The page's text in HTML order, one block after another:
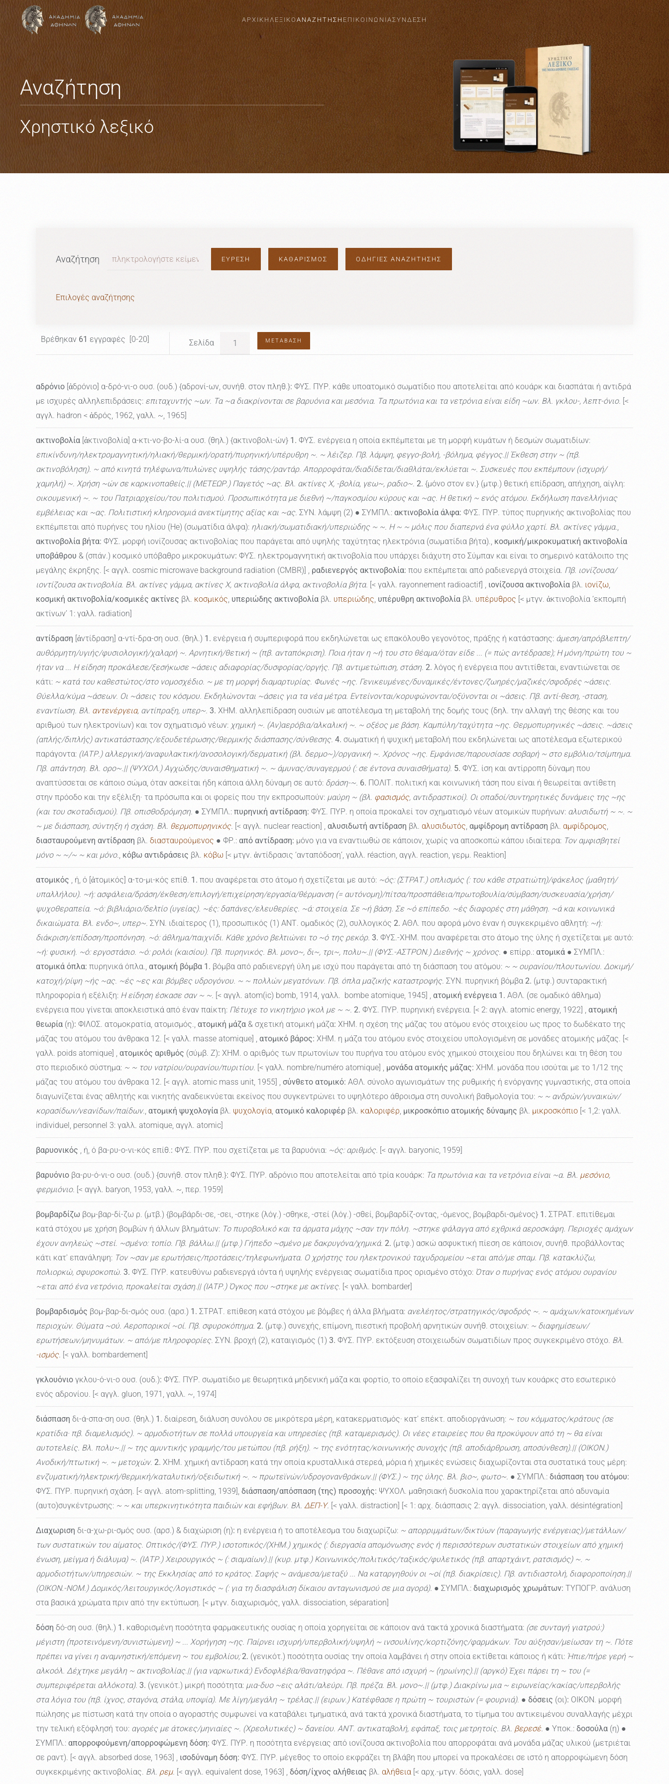
Skip to main content
ΑΡΧΙΚΗ ΛΕΞΙΚΟ ΑΝΑΖΗΤΗΣΗ ΕΠΙΚΟΙΝΩΝΙΑΣΎΝΔΕΣΗ
Αναζήτηση
Χρηστικό λεξικό
Αναζήτηση ΟΔΗΓΙΕΣ ΑΝΑΖΗΤΗΣΗΣ
Επιλογές αναζήτησης
Βρέθηκαν 61 εγγραφές [0-20] Σελίδα ΜΕΤΆΒΑΣΗ
αδρόνιο [ἁδρόνιο] α-δρό-νι-ο ουσ. (ουδ.) {αδρονί-ων, συνήθ. στον πληθ.}: ΦΥΣ. ΠΥΡ. κάθε υποατομικό σωματίδιο που αποτελείται από κουάρκ και διασπάται ή αντιδρά
με ισχυρές αλληλεπιδράσεις: επιταχυντής ~ων. Τα ~α διακρίνονται σε βαρυόνια και μεσόνια. Τα πρωτόνια και τα νετρόνια είναι είδη ~ων. Βλ. γκλου-, λεπτ-όνιο. [<
αγγλ. hadron < ἁδρός, 1962, γαλλ. ~, 1965]
ακτινοβολία [ἀκτινοβολία] α-κτι-νο-βο-λί-α ουσ. (θηλ.) {ακτινοβολι-ών} 1. ΦΥΣ. ενέργεια η οποία εκπέμπεται με τη μορφή κυμάτων ή δεσμών σωματιδίων:
επικίνδυνη/ηλεκτρομαγνητική/ηλιακή/θερμική/ορατή/πυρηνική/υπέρυθρη ~. ~ λέιζερ. Πβ. λάμψη, φεγγο-βολή, -βόλημα, φέγγος.|| Έκθεση στην ~ (πβ.
ακτινοβόληση). ~ από κινητά τηλέφωνα/πυλώνες υψηλής τάσης/ραντάρ. Απορροφάται/διαδίδεται/διαθλάται/εκλύεται ~. Συσκευές που εκπέμπουν (ισχυρή/
χαμηλή) ~. Χρήση ~ών σε καρκινοπαθείς.|| (ΜΕΤΕΩΡ.) Παγετός ~ας. Βλ. ακτίνες Χ, -βολία, γεω~, ραδιο~. 2. {μόνο στον εν.} (μτφ.) θετική επίδραση, απήχηση, αίγλη:
οικουμενική ~. ~ του Πατριαρχείου/του πολιτισμού. Προσωπικότητα με διεθνή ~/παγκοσμίου κύρους και ~ας. Η θετική ~ ενός ατόμου. Εκδήλωση πανελλήνιας
εμβέλειας και ~ας. Πολιτιστική κληρονομιά ανεκτίμητης αξίας και ~ας. ΣΥΝ. λάμψη (2) ● ΣΥΜΠΛ.: ακτινοβολία άλφα: ΦΥΣ. ΠΥΡ. τύπος πυρηνικής ακτινοβολίας που
εκπέμπεται από πυρήνες του ηλίου (He) (σωματίδια άλφα): ηλιακή/σωματιδιακή/υπεριώδης ~ ~. Η ~ ~ μόλις που διαπερνά ένα φύλλο χαρτί. Βλ. ακτίνες γάμμα.,
ακτινοβολία βήτα: ΦΥΣ. μορφή ιονίζουσας ακτινοβολίας που παράγεται από υψηλής ταχύτητας ηλεκτρόνια (σωματίδια βήτα)., κοσμική/μικροκυματική ακτινοβολία
υποβάθρου & (σπάν.) κοσμικό υπόβαθρο μικροκυμάτων: ΦΥΣ. ηλεκτρομαγνητική ακτινοβολία που υπάρχει διάχυτη στο Σύμπαν και είναι το σημερινό κατάλοιπο της
μεγάλης έκρηξης. [< αγγλ. cosmic microwave background radiation (CMBR)] , ραδιενεργός ακτινοβολία: που εκπέμπεται από ραδιενεργά στοιχεία. Πβ. ιονίζουσα/
ιοντίζουσα ακτινοβολία. Βλ. ακτίνες γάμμα, ακτίνες X, ακτινοβολία άλφα, ακτινοβολία βήτα. [< γαλλ. rayonnement radioactif] , ιονίζουσα ακτινοβολία βλ. ιονίζω,
κοσμική ακτινοβολία/κοσμικές ακτίνες βλ. κοσμικός, υπεριώδης ακτινοβολία βλ. υπεριώδης, υπέρυθρη ακτινοβολία βλ. υπέρυθρος [< μτγν. ἀκτινοβολία ‘εκπομπή
ακτίνων’ 1: γαλλ. radiation]
αντίδραση [ἀντίδραση] α-ντί-δρα-ση ουσ. (θηλ.) 1. ενέργεια ή συμπεριφορά που εκδηλώνεται ως επακόλουθο γεγονότος, πράξης ή κατάστασης: άμεση/απρόβλεπτη/
αυθόρμητη/υγιής/φυσιολογική/χαλαρή ~. Αρνητική/θετική ~ (πβ. ανταπόκριση). Ποια ήταν η ~ή του στο θέαμα/όταν είδε ... (= πώς αντέδρασε); Η μόνη/πρώτη του ~
ήταν να ... Η είδηση προκάλεσε/ξεσήκωσε ~άσεις αδιαφορίας/δυσφορίας/οργής. Πβ. αντιμετώπιση, στάση. 2. λόγος ή ενέργεια που αντιτίθεται, εναντιώνεται σε
κάτι: ~ κατά του καθεστώτος/στο νομοσχέδιο. ~ με τη μορφή διαμαρτυρίας. Φωνές ~ης. Γενικευμένες/δυναμικές/έντονες/ζωηρές/μαζικές/σφοδρές ~άσεις.
Θύελλα/κύμα ~άσεων. Οι ~άσεις του κόσμου. Εκδηλώνονται ~άσεις για τα νέα μέτρα. Εντείνονται/κορυφώνονται/οξύνονται οι ~άσεις. Πβ. αντί-θεση, -σταση,
εναντίωση. Βλ. αντενέργεια, αντίπραξη, υπερ~. 3. ΧΗΜ. αλληλεπίδραση ουσιών με αποτέλεσμα τη μεταβολή της δομής τους (δηλ. την αλλαγή της θέσης και του
αριθμού των ηλεκτρονίων) και τον σχηματισμό νέων: χημική ~. (Αν)αερόβια/αλκαλική ~. ~ οξέος με βάση. Καμπύλη/ταχύτητα ~ης. Θερμοπυρηνικές ~άσεις. ~άσεις
(απλής/διπλής) αντικατάστασης/εξουδετέρωσης/θερμικής διάσπασης/σύνθεσης. 4. σωματική ή ψυχική μεταβολή που εκδηλώνεται ως αποτέλεσμα εξωτερικού
παράγοντα: (ΙΑΤΡ.) αλλεργική/αναφυλακτική/ανοσολογική/δερματική (βλ. δερμο~)/οργανική ~. Χρόνος ~ης. Εμφάνισε/παρουσίασε σοβαρή ~ στο εμβόλιο/τσίμπημα.
Πβ. απάντηση. Βλ. ορο~.|| (ΨΥΧΟΛ.) Αγχώδης/συναισθηματική ~. ~ άμυνας/συναγερμού (: σε έντονα συναισθήματα). 5. ΦΥΣ. ίση και αντίρροπη δύναμη που
αναπτύσσεται σε κάποιο σώμα, όταν ασκείται ήδη κάποια άλλη δύναμη σε αυτό: δράση-~. 6. ΠΟΛΙΤ. πολιτική και κοινωνική τάση που είναι ή θεωρείται αντίθετη
στην πρόοδο και την εξέλιξη· τα πρόσωπα και οι φορείς που την εκπροσωπούν: μαύρη ~ (βλ. φασισμός, αντιδραστικοί). Οι οπαδοί/συντηρητικές δυνάμεις της ~ης
(και του σκοταδισμού). Πβ. οπισθοδρόμηση. ● ΣΥΜΠΛ.: πυρηνική αντίδραση: ΦΥΣ. ΠΥΡ. η οποία προκαλεί τον σχηματισμό νέων ατομικών πυρήνων: αλυσιδωτή ~ ~. ~
~ με διάσπαση, σύντηξη ή σχάση. Βλ. θερμοπυρηνικός. [< αγγλ. nuclear reaction] , αλυσιδωτή αντίδραση βλ. αλυσιδωτός, αμφίδρομη αντίδραση βλ. αμφίδρομος,
διασταυρούμενη αντίδραση βλ. διασταυρούμενος ● ΦΡ.: από αντίδραση: μόνο για να εναντιωθώ σε κάποιον, χωρίς να αποσκοπώ κάπου ιδιαίτερα: Τον αμφισβητεί
μόνο ~ ~/~ ~ και μόνο., κόβω αντιδράσεις βλ. κόβω [< μτγν. ἀντίδρασις ‘ανταπόδοση’, γαλλ. réaction, αγγλ. reaction, γερμ. Reaktion]
ατομικός , ή, ό [ἀτομικός] α-το-μι-κός επίθ. 1. που αναφέρεται στο άτομο ή σχετίζεται με αυτό: ~ός: (ΣΤΡΑΤ.) οπλισμός (: του κάθε στρατιώτη)/φάκελος (μαθητή/
υπαλλήλου). ~ή: ασφάλεια/δράση/έκθεση/επιλογή/επιχείρηση/εργασία/θέρμανση (= αυτόνομη)/πίτσα/προσπάθεια/πρωτοβουλία/σύμβαση/συσκευασία/χρήση/
ψυχοθεραπεία. ~ό: βιβλιάριο/δελτίο (υγείας). ~ές: δαπάνες/ελευθερίες. ~ά: στοιχεία. Σε ~ή βάση. Σε ~ό επίπεδο. ~ές διαφορές στη μάθηση. ~ά και κοινωνικά
δικαιώματα. Βλ. ενδο~, υπερ~. ΣΥΝ. ιδιαίτερος (1), προσωπικός (1) ΑΝΤ. ομαδικός (2), συλλογικός 2. ΑΘΛ. που αφορά μόνο έναν ή συγκεκριμένο αθλητή: ~ή:
διάκριση/επίδοση/προπόνηση. ~ό: άθλημα/παιχνίδι. Κάθε χρόνο βελτιώνει το ~ό της ρεκόρ. 3. ΦΥΣ.-ΧΗΜ. που αναφέρεται στο άτομο της ύλης ή σχετίζεται με αυτό:
~ή: φυσική. ~ό: εργοστάσιο. ~ό: ρολόι (καισίου). Πβ. πυρηνικός. Βλ. μονο~, δι~, τρι~, πολυ~.|| (ΦΥΣ.-ΑΣΤΡΟΝ.) Διεθνής ~ χρόνος. ● επίρρ.: ατομικά ● ΣΥΜΠΛ.:
ατομικά όπλα: πυρηνικά όπλα., ατομική βόμβα 1. βόμβα από ραδιενεργή ύλη με ισχύ που παράγεται από τη διάσπαση του ατόμου: ~ ~ ουρανίου/πλουτωνίου. Δοκιμή/
κατοχή/ρίψη ~ής ~ας. ~ές ~ες και βόμβες υδρογόνου. ~ ~ πολλών μεγατόνων. Πβ. όπλα μαζικής καταστροφής. ΣΥΝ. πυρηνική βόμβα 2. (μτφ.) συνταρακτική
πληροφορία ή εξέλιξη: Η είδηση έσκασε σαν ~ ~. [< αγγλ. atom(ic) bomb, 1914, γαλλ. bombe atomique, 1945] , ατομική ενέργεια 1. ΑΘΛ. (σε ομαδικό άθλημα)
ενέργεια που γίνεται αποκλειστικά από έναν παίκτη: Πέτυχε το νικητήριο γκολ με ~ ~. 2. ΦΥΣ. ΠΥΡ. πυρηνική ενέργεια. [< 2: αγγλ. atomic energy, 1922] , ατομική
θεωρία (η): ΦΙΛΟΣ. ατομοκρατία, ατομισμός., ατομική μάζα & σχετική ατομική μάζα: ΧΗΜ. η σχέση της μάζας του ατόμου ενός στοιχείου ως προς το δωδέκατο της
μάζας του ατόμου του άνθρακα 12. [< γαλλ. masse atomique] , ατομικό βάρος: ΧΗΜ. η μάζα του ατόμου ενός στοιχείου υπολογισμένη σε μονάδες ατομικής μάζας. [<
γαλλ. poids atomique] , ατομικός αριθμός (σύμβ. Z): ΧΗΜ. ο αριθμός των πρωτονίων του πυρήνα του ατόμου ενός χημικού στοιχείου που δηλώνει και τη θέση του
στο περιοδικό σύστημα: ~ ~ του νατρίου/ουρανίου/πυριτίου. [< γαλλ. nombre/numéro atomique] , μονάδα ατομικής μάζας: ΧΗΜ. μονάδα που ισούται με το 1/12 της
μάζας του ατόμου του άνθρακα 12. [< αγγλ. atomic mass unit, 1955] , σύνθετο ατομικό: ΑΘΛ. σύνολο αγωνισμάτων της ρυθμικής ή ενόργανης γυμναστικής, στα οποία
διαγωνίζεται ένας αθλητής και νικητής αναδεικνύεται εκείνος που συγκεντρώνει το υψηλότερο άθροισμα στη συνολική βαθμολογία του: ~ ~ ανδρών/γυναικών/
κορασίδων/νεανίδων/παίδων., ατομική ψυχολογία βλ. ψυχολογία, ατομικό καλοριφέρ βλ. καλοριφέρ, μικροσκόπιο ατομικής δύναμης βλ. μικροσκόπιο [< 1,2: γαλλ.
individuel, personnel 3: γαλλ. atomique, αγγλ. atomic]
βαρυονικός , ή, ό βα-ρυ-ο-νι-κός επίθ.: ΦΥΣ. ΠΥΡ. που σχετίζεται με τα βαρυόνια: ~ός: αριθμός. [< αγγλ. baryonic, 1959]
βαρυόνιο βα-ρυ-ό-νι-ο ουσ. (ουδ.) {συνήθ. στον πληθ.}: ΦΥΣ. ΠΥΡ. αδρόνιο που αποτελείται από τρία κουάρκ: Τα πρωτόνια και τα νετρόνια είναι ~α. Βλ. μεσόνιο,
φερμιόνιο. [< αγγλ. baryon, 1953, γαλλ. ~, περ. 1959]
βομβαρδίζω βομ-βαρ-δί-ζω ρ. (μτβ.) {βομβάρδι-σε, -σει, -στηκε (λόγ.) -σθηκε, -στεί (λόγ.) -σθεί, βομβαρδίζ-οντας, -όμενος, βομβαρδι-σμένος} 1. ΣΤΡΑΤ. επιτίθεμαι
κατά στόχου με χρήση βομβών ή άλλων βλημάτων: Το πυροβολικό και τα άρματα μάχης ~σαν την πόλη. ~στηκε φάλαγγα από εχθρικά αεροσκάφη. Περιοχές αμάχων
έχουν ανηλεώς ~στεί. ~σμένο: τοπίο. Πβ. βάλλω.|| (μτφ.) Γήπεδο ~σμένο με δακρυγόνα/χημικά. 2. (μτφ.) ασκώ ασφυκτική πίεση σε κάποιον, συνήθ. προβάλλοντας
κάτι κατ' επανάληψη: Τον ~σαν με ερωτήσεις/προτάσεις/τηλεφωνήματα. Ο χρήστης του ηλεκτρονικού ταχυδρομείου ~εται από/με σπαμ. Πβ. κατακλύζω,
πολιορκώ, σφυροκοπώ. 3. ΦΥΣ. ΠΥΡ. κατευθύνω ραδιενεργά ιόντα ή υψηλής ενέργειας σωματίδια προς ορισμένο στόχο: Όταν ο πυρήνας ενός ατόμου ουρανίου
~εται από ένα νετρόνιο, προκαλείται σχάση.|| (ΙΑΤΡ.) Όγκος που ~στηκε με ακτίνες. [< γαλλ. bombarder]
βομβαρδισμός βομ-βαρ-δι-σμός ουσ. (αρσ.) 1. ΣΤΡΑΤ. επίθεση κατά στόχου με βόμβες ή άλλα βλήματα: ανελέητος/στρατηγικός/σφοδρός ~. ~ αμάχων/κατοικημένων
περιοχών. Θύματα ~ού. Αεροπορικοί ~οί. Πβ. σφυροκόπημα. 2. (μτφ.) συνεχής, επίμονη, πιεστική προβολή αρνητικών συνήθ. στοιχείων: ~ διαφημίσεων/
ερωτήσεων/μηνυμάτων. ~ από/με πληροφορίες. ΣΥΝ. βροχή (2), καταιγισμός (1) 3. ΦΥΣ. ΠΥΡ. εκτόξευση στοιχειωδών σωματιδίων προς συγκεκριμένο στόχο. Βλ.
-ισμός. [< γαλλ. bombardement]
γκλουόνιο γκλου-ό-νι-ο ουσ. (ουδ.): ΦΥΣ. ΠΥΡ. σωματίδιο με θεωρητικά μηδενική μάζα και φορτίο, το οποίο εξασφαλίζει τη συνοχή των κουάρκς στο εσωτερικό
ενός αδρονίου. [< αγγλ. gluon, 1971, γαλλ. ~, 1974]
διάσπαση δι-ά-σπα-ση ουσ. (θηλ.) 1. διαίρεση, διάλυση συνόλου σε μικρότερα μέρη, κατακερματισμός· κατ' επέκτ. αποδιοργάνωση: ~ του κόμματος/κράτους (σε
κρατίδια· πβ. διαμελισμός). ~ αρμοδιοτήτων σε πολλά υπουργεία και υπηρεσίες (πβ. καταμερισμός). Οι νέες εταιρείες που θα προκύψουν από τη ~ θα είναι
αυτοτελείς. Βλ. πολυ~.|| ~ της αμυντικής γραμμής/του μετώπου (πβ. ρήξη). ~ της ενότητας/κοινωνικής συνοχής (πβ. αποδιάρθρωση, αποσύνθεση).|| (ΟΙΚΟΝ.)
Ανοδική/πτωτική ~. ~ μετοχών. 2. ΧΗΜ. χημική αντίδραση κατά την οποία κρυσταλλικά στερεά, μόρια ή χημικές ενώσεις διαχωρίζονται στα συστατικά τους μέρη:
ενζυματική/ηλεκτρική/θερμική/καταλυτική/οξειδωτική ~. ~ πρωτεϊνών/υδρογονανθράκων.|| (ΦΥΣ.) ~ της ύλης. Βλ. βιο~, φωτο~. ● ΣΥΜΠΛ.: διάσπαση του ατόμου:
ΦΥΣ. ΠΥΡ. πυρηνική σχάση. [< αγγλ. atom-splitting, 1939], διάσπαση/απόσπαση (της) προσοχής: ΨΥΧΟΛ. μαθησιακή δυσκολία που χαρακτηρίζεται από αδυναμία
(αυτο)συγκέντρωσης: ~ ~ και υπερκινητικότητα παιδιών και εφήβων. Βλ. ΔΕΠ-Υ. [< γαλλ. distraction] [< 1: αρχ. διάσπασις 2: αγγλ. dissociation, γαλλ. désintégration]
Διαχωριση δι-α-χω-ρι-σμός ουσ. (αρσ.) & διαχώριση (η): η ενέργεια ή το αποτέλεσμα του διαχωρίζω: ~ απορριμμάτων/δικτύων (παραγωγής ενέργειας)/μετάλλων/
των συστατικών του αίματος. Οπτικός/(ΦΥΣ. ΠΥΡ.) ισοτοπικός/(ΧΗΜ.) χημικός (: διεργασία απομόνωσης ενός ή περισσότερων συστατικών στοιχείων από χημική
ένωση, μείγμα ή διάλυμα) ~. (ΙΑΤΡ.) Χειρουργικός ~ (: σιαμαίων).|| (κυρ. μτφ.) Κοινωνικός/πολιτικός/ταξικός/φυλετικός (πβ. απαρτχάιντ, ρατσισμός) ~. ~
αρμοδιοτήτων/υπηρεσιών. ~ της Εκκλησίας από το κράτος. Σαφής ~ ανάμεσα/μεταξύ ... Να καταργηθούν οι ~οί (πβ. διακρίσεις). Πβ. αντιδιαστολή, διαφοροποίηση.||
(ΟΙΚΟΝ.-ΝΟΜ.) Δομικός/λειτουργικός/λογιστικός ~ (: για τη διασφάλιση δίκαιου ανταγωνισμού σε μια αγορά). ● ΣΥΜΠΛ.: διαχωρισμός χρωμάτων: ΤΥΠΟΓΡ. ανάλυση
στα βασικά χρώματα πριν από την εκτύπωση. [< μτγν. διαχωρισμός, γαλλ. dissociation, séparation]
δόση δό-ση ουσ. (θηλ.) 1. καθορισμένη ποσότητα φαρμακευτικής ουσίας η οποία χορηγείται σε κάποιον ανά τακτά χρονικά διαστήματα: (σε συνταγή γιατρού:)
μέγιστη (προτεινόμενη/συνιστώμενη) ~ ... Χορήγηση ~ης. Παίρνει ισχυρή/υπερβολική/υψηλή ~ ινσουλίνης/κορτιζόνης/φαρμάκων. Του αύξησαν/μείωσαν τη ~. Πότε
πρέπει να γίνει η αναμνηστική/επόμενη ~ του εμβολίου; 2. (γενικότ.) ποσότητα ουσίας την οποία λαμβάνει ή στην οποία εκτίθεται κάποιος ή κάτι: Ήπιε/πήρε γερή ~
αλκοόλ. Δέχτηκε μεγάλη ~ ακτινοβολίας.|| (για ναρκωτικά:) Ενδοφλέβια/θανατηφόρα ~. Πέθανε από ισχυρή ~ (ηρωίνης).|| (αργκό) Έχει πάρει τη ~ του (=
συμπεριφέρεται αλλόκοτα). 3. (γενικότ.) μικρή ποσότητα: μια-δυο ~εις αλάτι/αλεύρι. Πβ. πρέζα. Βλ. μονο~.|| (μτφ.) Διακρίνω μια ~ ειρωνείας/κακίας/υπερβολής
στα λόγια του (πβ. ίχνος, σταγόνα, στάλα, υποψία). Με λίγη/μεγάλη ~ τρέλας.|| (ειρων.) Κατέφθασε η πρώτη ~ τουριστών (= φουρνιά). ● δόσεις (οι): ΟΙΚΟΝ. μορφή
πώλησης με πίστωση κατά την οποία ο αγοραστής συμφωνεί να καταβάλει τμηματικά, ανά τακτά χρονικά διαστήματα, το τίμημα του αντικειμένου συναλλαγής μέχρι
την τελική εξόφλησή του: αγορές με άτοκες/μηνιαίες ~. (Χρεολυτικές) ~ δανείου. ΑΝΤ. αντικαταβολή, εφάπαξ, τοις μετρητοίς. Βλ. βερεσέ. ● Υποκ.: δοσούλα (η) ●
ΣΥΜΠΛ.: απορροφούμενη/απορροφώμενη δόση: ΦΥΣ. ΠΥΡ. η ποσότητα ενέργειας από ιονίζουσα ακτινοβολία που απορροφάται ανά μονάδα μάζας υλικού (μετριέται
σε ραντ). [< αγγλ. absorbed dose, 1963] , ισοδύναμη δόση: ΦΥΣ. ΠΥΡ. μέγεθος το οποίο εκφράζει τη βλάβη που μπορεί να προκαλέσει σε ιστό η απορροφώμενη δόση
συγκεκριμένης ακτινοβολίας. Βλ. ρεμ. [< αγγλ. equivalent dose, 1963] , δόση/ίχνος αλήθειας βλ. αλήθεια [< αρχ.-μτγν. δόσις, γαλλ. dose]